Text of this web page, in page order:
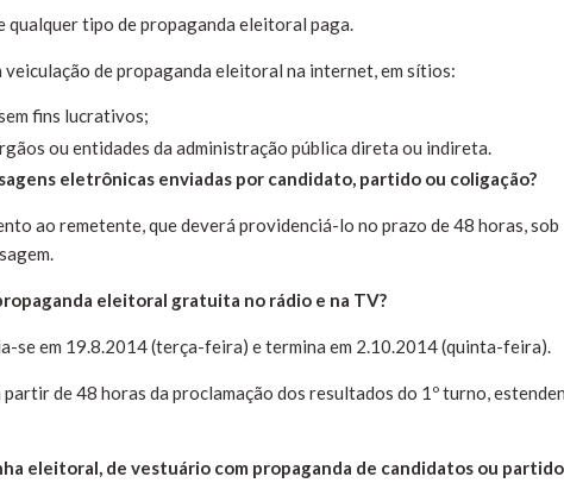
qualquer tipo de propaganda eleitoral paga.
veiculação de propaganda eleitoral na internet, em sítios:
fins lucrativos;
ou entidades da administração pública direta ou indireta.
eletrônicas enviadas por candidato, partido ou coligação?
ao remetente, que deverá providenciá-lo no prazo de 48 horas, sob
eleitoral gratuita no rádio e na TV?
se em 19.8.2014 (terça-feira) e termina em 2.10.2014 (quinta-feira).
de 48 horas da proclamação dos resultados do 1º turno,
eleitoral, de vestuário com propaganda de candidatos ou